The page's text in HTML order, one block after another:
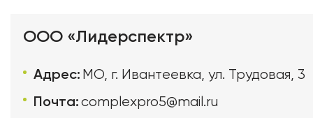
ООО «Лидерспектр»
Адрес: МО, г. Ивантеевка, ул. Трудовая, 3
Почта:complexpro5@mail.ru